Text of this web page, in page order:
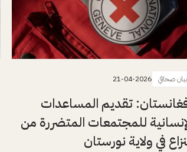
بيان صحافي 21-04-2026
تقديم المساعدات
للمجتمعات المتضررة من
في ولاية نورستان